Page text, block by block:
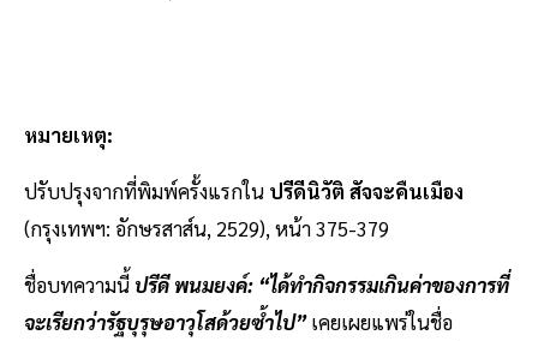
หมายเหตุ:
ปรับปรุงจากที่พิมพ์ครั้งแรกใน ปรีดีนิวัติ สัจจะคืนเมือง
(กรุงเทพฯ: อักษรสาส์น, 2529), หน้า 375-379
ชื่อบทความนี้ ปรีดี พนมยงค์: “ได้ทำกิจกรรมเกินค่าของการที่
จะเรียกว่ารัฐบุรุษอาวุโสด้วยซ้ำไป”เคยเผยแพร่ในชื่อ